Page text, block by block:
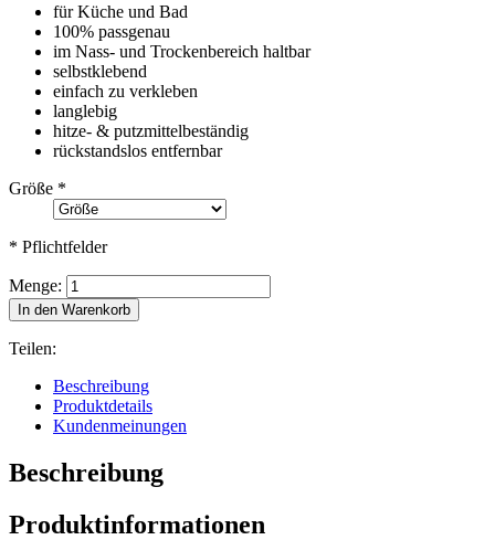
für Küche und Bad
100% passgenau
im Nass- und Trockenbereich haltbar
selbstklebend
einfach zu verkleben
langlebig
hitze- & putzmittelbeständig
rückstandslos entfernbar
Größe *
* Pflichtfelder
Menge:
In den Warenkorb
Teilen:
Beschreibung
Produktdetails
Kundenmeinungen
Beschreibung
Produktinformationen